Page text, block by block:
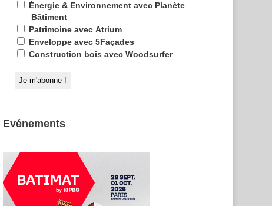
Énergie & Environnement avec Planète
Bâtiment
Patrimoine avec Atrium
Enveloppe avec 5Façades
Construction bois avec Woodsurfer
Evénements